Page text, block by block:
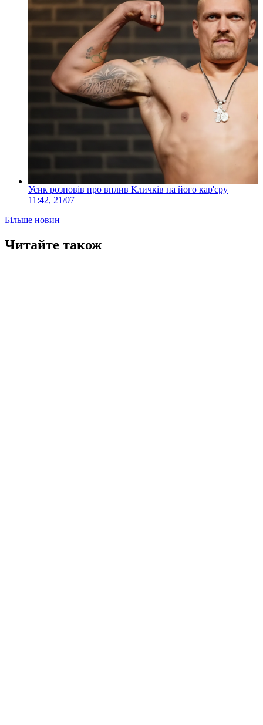
Усик розповів про вплив Кличків на його кар'єру
11:42, 21/07
Більше новин
Читайте також